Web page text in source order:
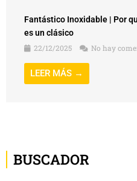
Fantástico Inoxidable | Por
es un clásico
22/12/2025
No hay
LEER MÁS →
BUSCADOR